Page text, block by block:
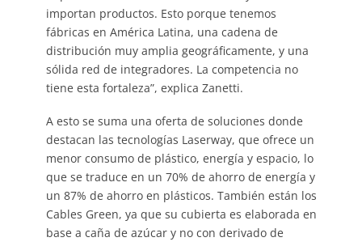
importan productos. Esto porque tenemos
fábricas en América Latina, una cadena de
distribución muy amplia geográficamente, y una
sólida red de integradores. La competencia no
tiene esta fortaleza”, explica Zanetti.
A esto se suma una oferta de soluciones donde
destacan las tecnologías Laserway, que ofrece un
menor consumo de plástico, energía y espacio, lo
que se traduce en un 70% de ahorro de energía y
un 87% de ahorro en plásticos. También están los
Cables Green, ya que su cubierta es elaborada en
base a caña de azúcar y no con derivado de